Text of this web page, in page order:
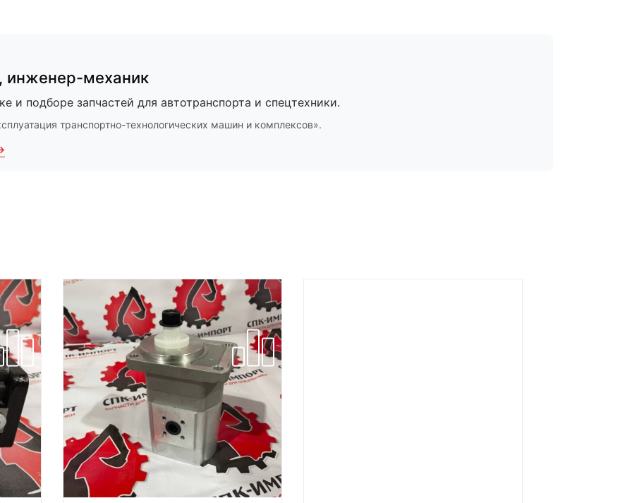
, инженер-механик
и подборе запчастей для автотранспорта и спецтехники.
транспортно-технологических машин и комплексов».